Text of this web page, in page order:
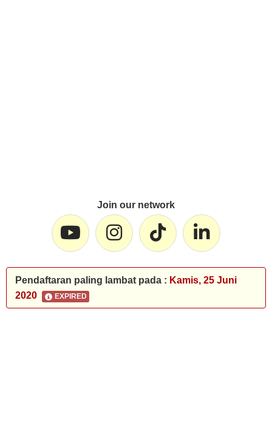
Join our network
Pendaftaran paling lambat pada : Kamis, 25 Juni
2020
EXPIRED